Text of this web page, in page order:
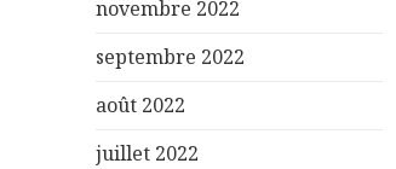
novembre 2022
septembre 2022
août 2022
juillet 2022